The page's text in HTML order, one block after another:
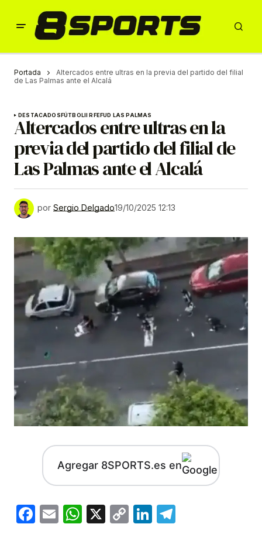
Portada
Altercados entre ultras en la previa del partido del filial
de Las Palmas ante el Alcalá
DESTACADOSFÚTBOLII RFEFUD LAS PALMAS
Altercados entre ultras en la
previa del partido del filial de
Las Palmas ante el Alcalá
por Sergio Delgado19/10/2025 12:13
Agregar 8SPORTS.es en
Facebook
EmailWhatsApp
X
CopyLinkedIn